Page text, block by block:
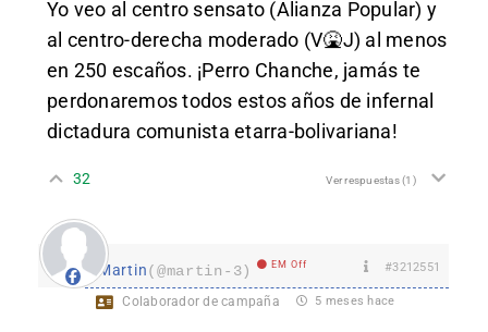
Yo veo al centro sensato (Alianza Popular) y
al centro-derecha moderado (V🤮J) al menos
en 250 escaños. ¡Perro Chanche, jamás te
perdonaremos todos estos años de infernal
dictadura comunista etarra-bolivariana!
32 Ver respuestas(1)
Martin(@martin-3) EM Off #3212551
Colaborador de campaña 5 meses hace